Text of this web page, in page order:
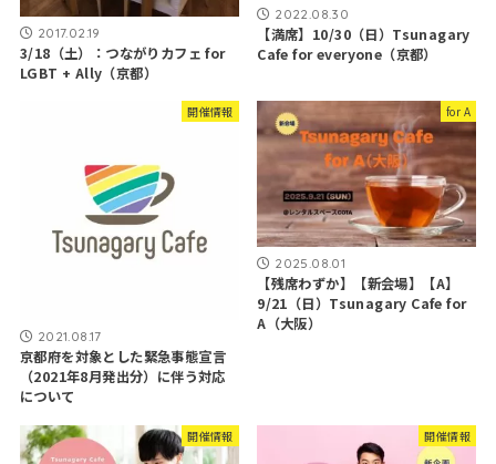
2017.02.19
3/18（土）：つながりカフェ for
LGBT + Ally（京都）
2022.08.30
【満席】10/30（日）Tsunagary
Cafe for everyone（京都）
開催情報
2021.08.17
京都府を対象とした緊急事態宣言
（2021年8月発出分）に伴う対応
について
for A
2025.08.01
【残席わずか】【新会場】【A】
9/21（日）Tsunagary Cafe for
A（大阪）
開催情報 開催情報